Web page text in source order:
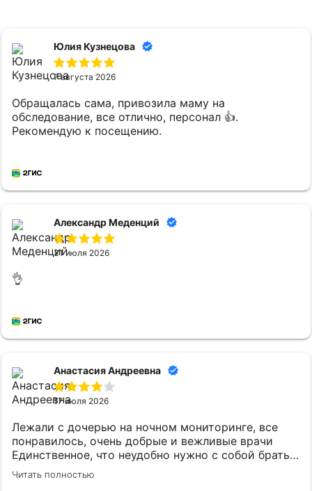
Юлия Кузнецова
7 августа 2026
Обращалась сама, привозила маму на
обследование, все отлично, персонал 👍.
Рекомендую к посещению.
Александр Меденций
31 июля 2026
👌
Анастасия Андреевна
17 июля 2026
Лежали с дочерью на ночном мониторинге, все
понравилось, очень добрые и вежливые врачи
Единственное, что неудобно нужно с собой брать
постельное белье и маленькому ребенку
кипяченую воду
Читать полностью